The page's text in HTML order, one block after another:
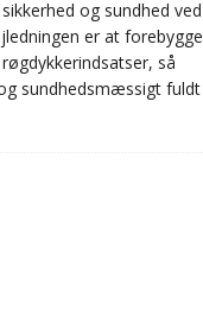
og sundhed ved
er at forebygge
så
sundhedsmæssigt fuldt